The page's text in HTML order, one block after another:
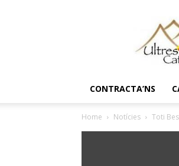
CONTRACTA’NS
Home Notícies Toti